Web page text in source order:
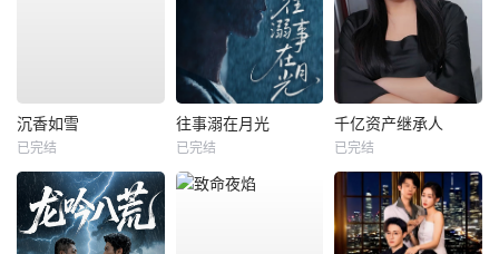
沉香如雪
已完结
往事溺在月光
已完结
千亿资产继承人
已完结